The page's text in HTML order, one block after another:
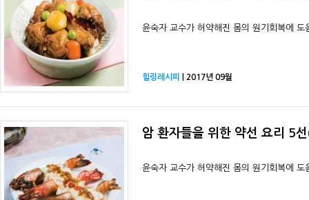
윤숙자 교수가 허약해진 몸의 원기회복에
힐링레시피 | 2017년 09월
암 환자들을 위한 약선 요리 5
윤숙자 교수가 허약해진 몸의 원기회복에